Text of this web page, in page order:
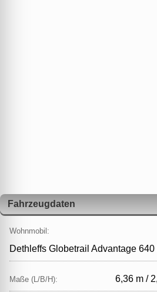
Fahrzeugdaten
Wohnmobil:
Dethleffs Globetrail Advantage
Maße (L/B/H): 6,36 m /